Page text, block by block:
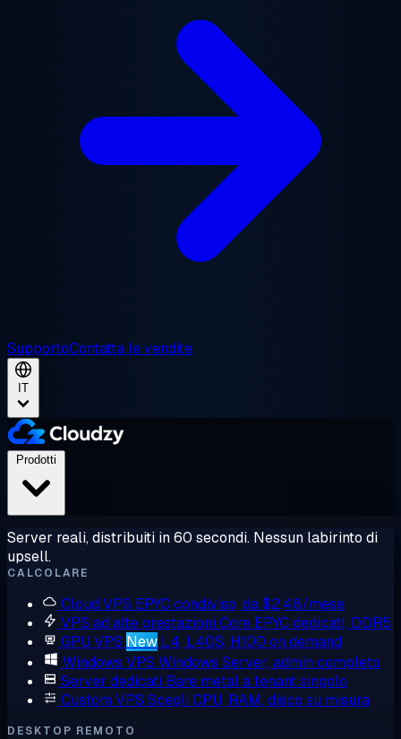
SupportoContatta le vendite
IT
Server reali, distribuiti in 60 secondi. Nessun labirinto di
upsell.
CALCOLARE
Cloud VPS EPYC condiviso, da $2,48/mese
VPS ad alte prestazioni Core EPYC dedicati, DDR5
GPU VPS New L4, L40S, H100 on demand
Windows VPS Windows Server, admin completo
Server dedicati Bare metal a tenant singolo
Custom VPS Scegli CPU, RAM, disco su misura
DESKTOP REMOTO